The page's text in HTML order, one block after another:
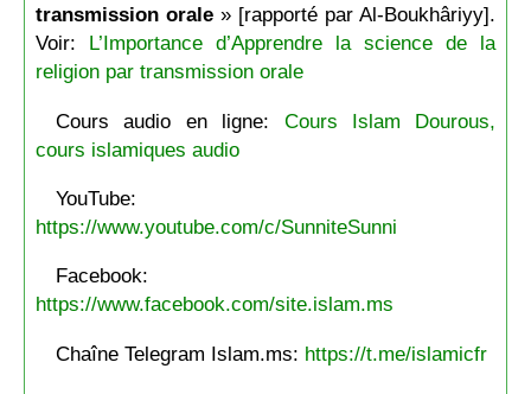
transmission orale» [rapporté par Al-Boukhâriyy].
Voir: L’Importance d’Apprendre la science de la
religion par transmission orale
Cours audio en ligne: Cours Islam Dourous,
cours islamiques audio
YouTube:
https://www.youtube.com/c/SunniteSunni
Facebook:
https://www.facebook.com/site.islam.ms
Chaîne Telegram Islam.ms: https://t.me/islamicfr